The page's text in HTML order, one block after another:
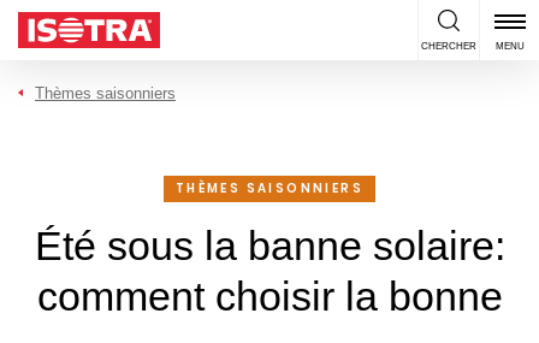
Passer au contenu
CHERCHER MENU
Thèmes saisonniers
THÈMES SAISONNIERS
Été sous la banne solaire:
comment choisir la bonne